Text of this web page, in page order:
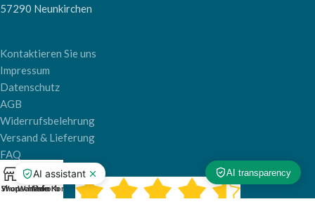
57290 Neunkirchen
Kontaktieren Sie uns
Impressum
Datenschutz
AGB
Widerrufsbelehrung
Versand & Lieferung
FAQ
Shop
Wunschliste
0
Warenkorb
Mein Konto